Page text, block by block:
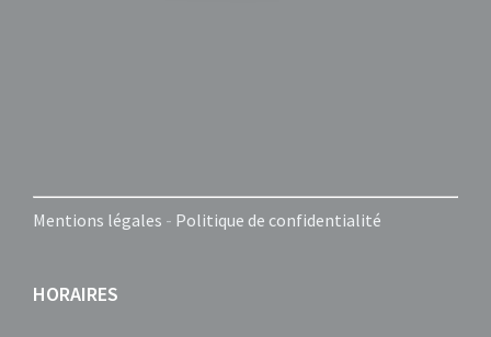
Mentions légales - Politique de confidentialité
HORAIRES